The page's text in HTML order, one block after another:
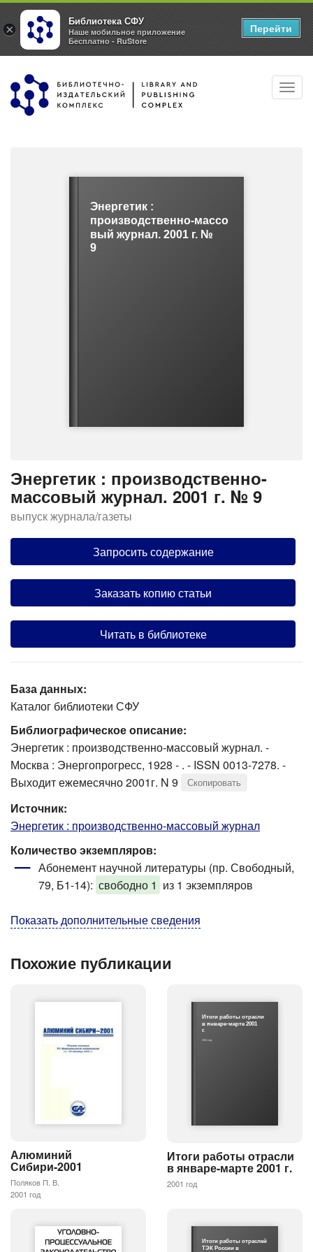
Перейти
основному
Энергетик :
производственно-массо
вый журнал. 2001 г. №
9
Энергетик : производственно-
массовый журнал. 2001 г. № 9
выпуск журнала/газеты
Запросить содержание
Заказать копию статьи
Читать в библиотеке
База данных:
Каталог библиотеки СФУ
Библиографическое описание:
Энергетик : производственно-массовый журнал. -
Москва : Энергопрогресс, 1928 - . - ISSN 0013-7278. -
Выходит ежемесячно 2001г. N 9
Скопировать
Источник:
Энергетик : производственно-массовый журнал
Количество экземпляров:
Абонемент научной литературы (пр. Свободный,
79, Б1-14): свободно 1 из 1 экземпляров
Показать дополнительные сведения
Похожие публикации
Алюминий
Сибири-2001
Поляков П. В.
2001 год
Итоги работы отрасли
в январе-марте 2001
г.
2001 год
Итоги работы отрасли
в январе-марте 2001 г.
2001 год
Итоги работы отраслей
ТЭК России в
×
Библиотека СФУ
Наше мобильное приложение
Бесплатно - RuStore
Перейти